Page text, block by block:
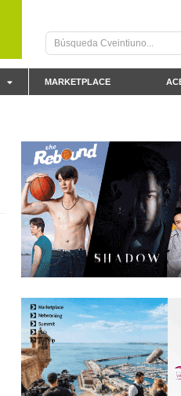
MARKETPLACE